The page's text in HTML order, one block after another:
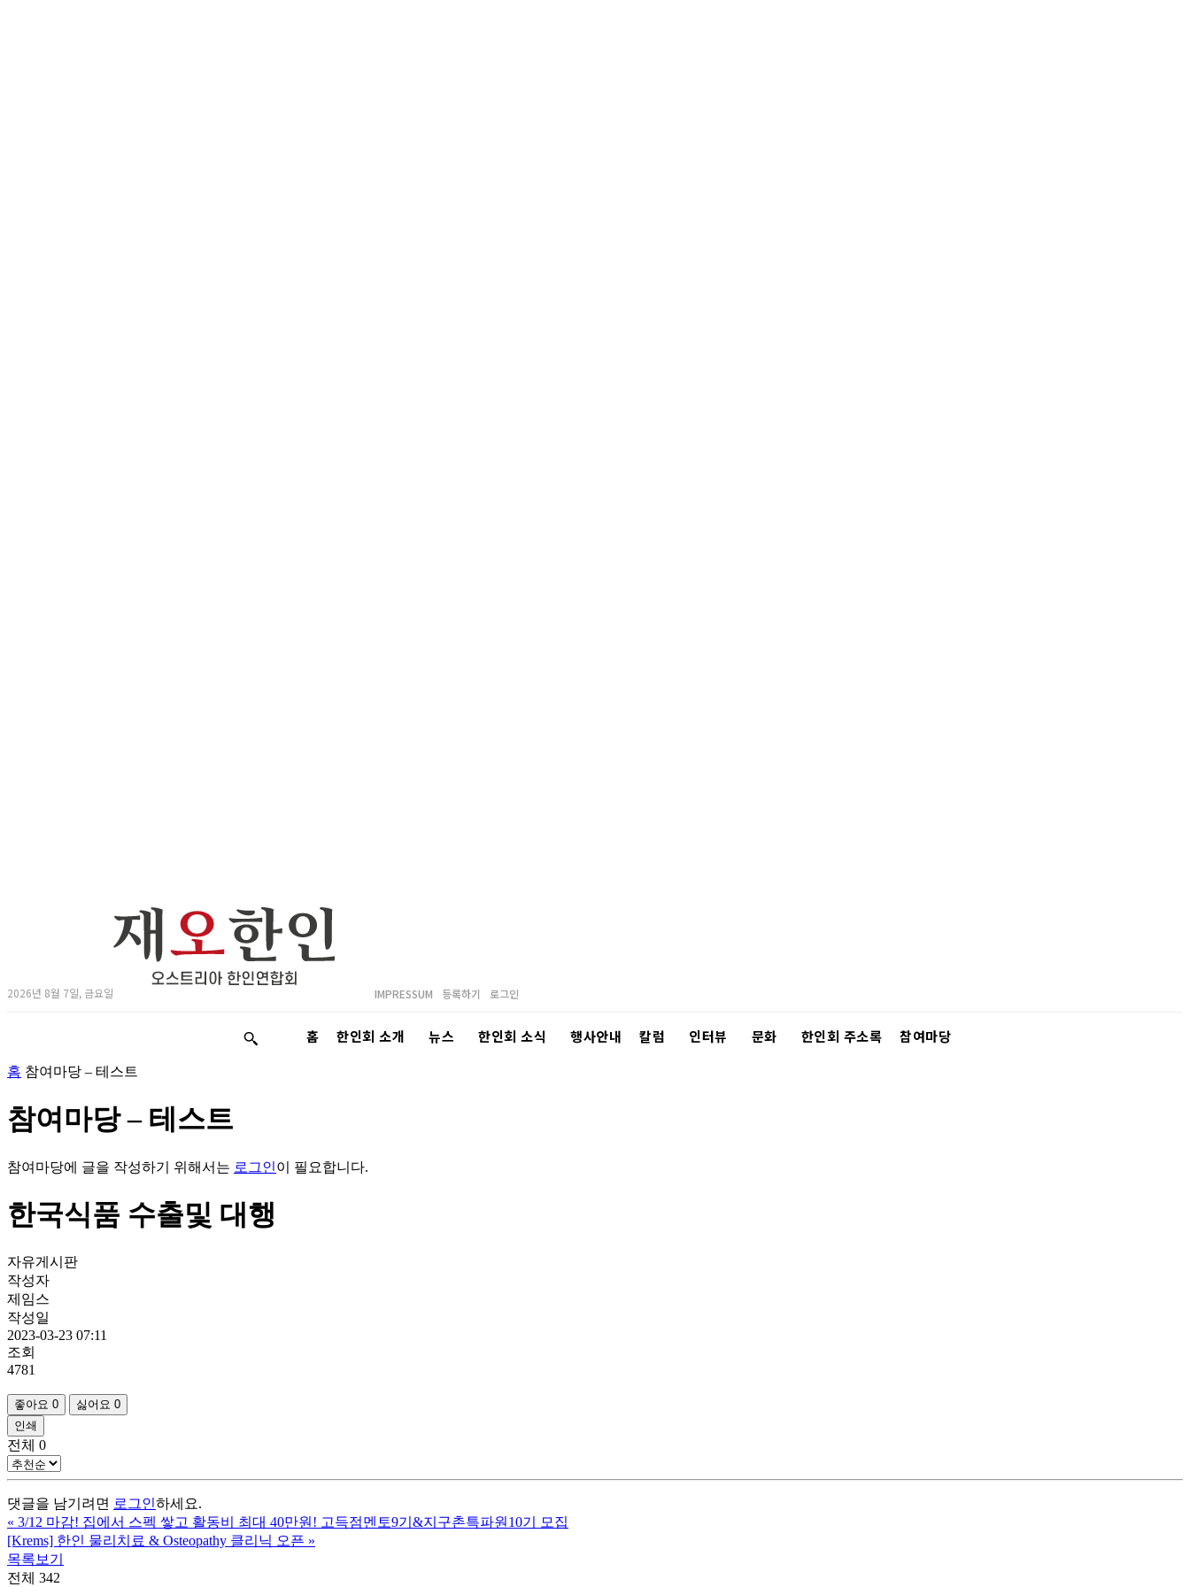
2026년 8월 7일, 금요일 IMPRESSUM 등록하기 로그인
홈 한인회 소개 뉴스 한인회 소식 행사안내 칼럼 인터뷰 문화 한인회 주소록 참여마당
홈 참여마당 – 테스트
참여마당 – 테스트
참여마당에 글을 작성하기 위해서는 로그인이 필요합니다.
한국식품 수출및 대행
자유게시판
작성자
제임스
작성일
2023-03-23 07:11
조회
4781
좋아요 0 싫어요 0
인쇄
전체 0
댓글을 남기려면 로그인하세요.
« 3/12 마감! 집에서 스펙 쌓고 활동비 최대 40만원! 고득점멘토9기&지구촌특파원10기 모집
[Krems] 한인 물리치료 & Osteopathy 클리닉 오픈 »
목록보기
전체 342